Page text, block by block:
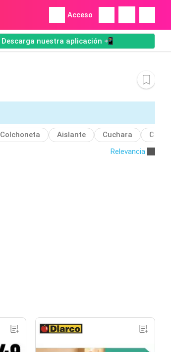
Acceso
Descarga nuestra aplicación 📲
Colchoneta Aislante Cuchara
Carpa
Relevancia